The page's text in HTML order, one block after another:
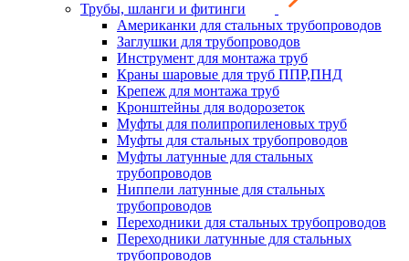
Трубы, шланги и фитинги
Американки для стальных трубопроводов
Заглушки для трубопроводов
Инструмент для монтажа труб
Краны шаровые для труб ППР,ПНД
Крепеж для монтажа труб
Кронштейны для водорозеток
Муфты для полипропиленовых труб
Муфты для стальных трубопроводов
Муфты латунные для стальных
трубопроводов
Ниппели латунные для стальных
трубопроводов
Переходники для стальных трубопроводов
Переходники латунные для стальных
трубопроводов